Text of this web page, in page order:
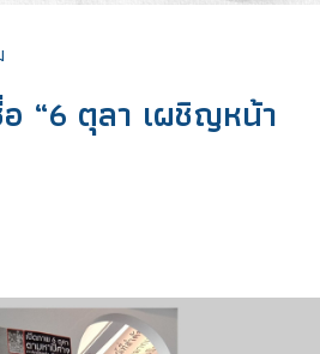
“6 ตุลา เผชิญหน้า